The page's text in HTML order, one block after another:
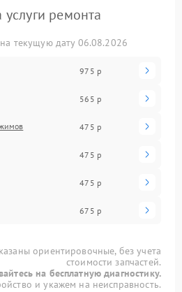
ремонта
текущую дату 06.08.2026
975 р
565 р
475 р
475 р
475 р
675 р
ориентировочные, без учета
стоимости запчастей.
на бесплатную диагностику.
и укажем на неисправность.